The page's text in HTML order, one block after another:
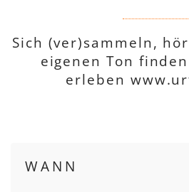
Sich (ver)sammeln,
eigenen Ton
erleben
WANN